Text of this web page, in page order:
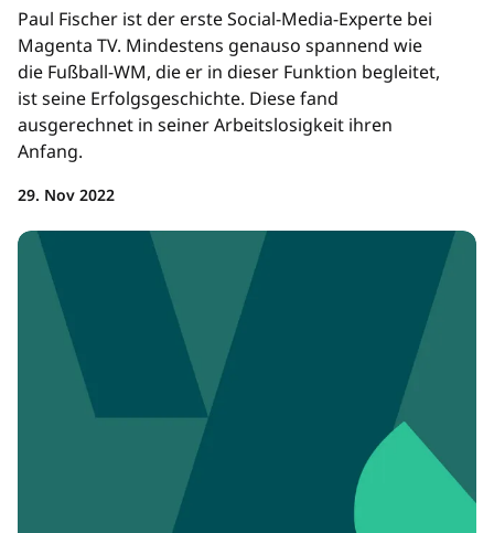
Paul Fischer ist der erste Social-Media-Experte bei
Magenta TV. Mindestens genauso spannend wie
die Fußball-WM, die er in dieser Funktion begleitet,
ist seine Erfolgsgeschichte. Diese fand
ausgerechnet in seiner Arbeitslosigkeit ihren
Anfang.
29. Nov 2022